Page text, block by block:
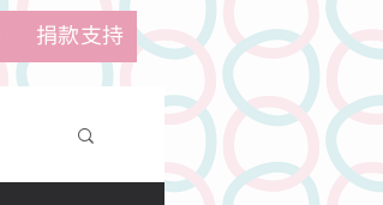
捐款支持